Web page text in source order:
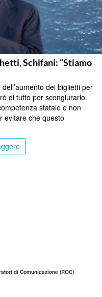
Schifani: “Stiamo
dei biglietti per
di tutto per scongiurarlo.
statale e non
evitare che questo
di Comunicazione (ROC)